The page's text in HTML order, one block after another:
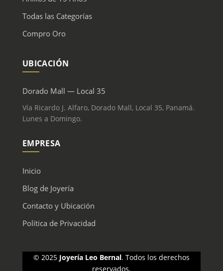
Todas las Categorías
Compro Oro
UBICACIÓN
Dorado Mall — Local 35
Vía Ricardo J. Alfaro, Dorado Mall, Local 35, Panamá.
Lunes a Domingo.
EMPRESA
Inicio
Blog de Joyería
Contacto y Ubicación
Política de Privacidad
© 2025 Joyería Leo Bernal. Todos los derechos
reservados.